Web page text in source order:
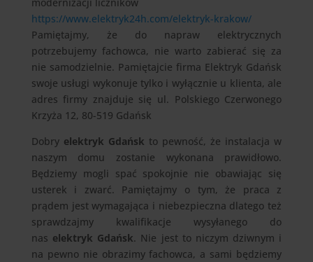
modernizacji liczników
https://www.elektryk24h.com/elektryk-krakow/
Pamiętajmy, że do napraw elektrycznych
potrzebujemy fachowca, nie warto zabierać się za
nie samodzielnie. Pamiętajcie firma Elektryk Gdańsk
swoje usługi wykonuje tylko i wyłącznie u klienta, ale
adres firmy znajduje się ul. Polskiego Czerwonego
Krzyża 12, 80-519 Gdańsk
Dobry elektryk Gdańsk to pewność, że instalacja w
naszym domu zostanie wykonana prawidłowo.
Będziemy mogli spać spokojnie nie obawiając się
usterek i zwarć. Pamiętajmy o tym, że praca z
prądem jest wymagająca i niebezpieczna dlatego też
sprawdzajmy kwalifikacje wysyłanego do
nas elektryk Gdańsk. Nie jest to niczym dziwnym i
na pewno nie obrazimy fachowca, a sami będziemy